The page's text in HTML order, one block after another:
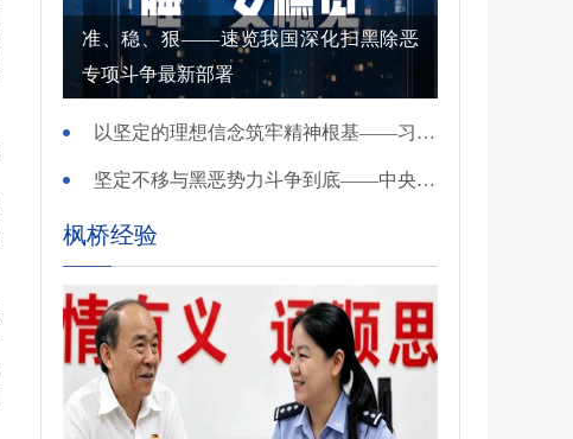
准、稳、狠——速览我国深化扫黑除恶
专项斗争最新部署
以坚定的理想信念筑牢精神根基——习近平党建思想理论品格系列述评之一
坚定不移与黑恶势力斗争到底——中央政法委负责同志就开展深化扫黑除恶专项斗争有关问题答记者问
枫桥经验